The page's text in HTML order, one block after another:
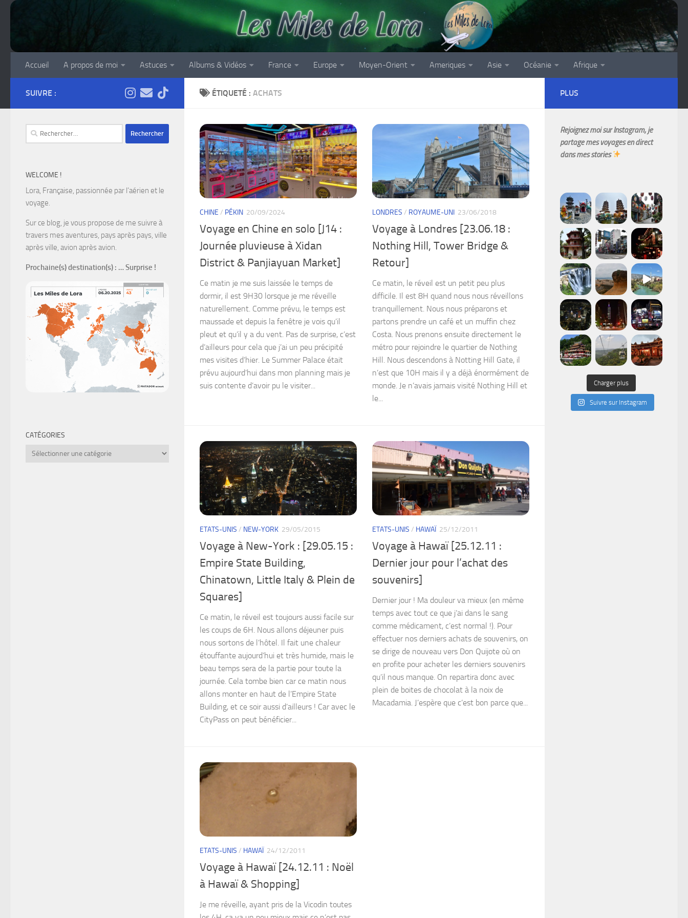
Accueil A propos de moi Astuces Albums & Vidéos France Europe Moyen-Orient Ameriques Asie Océanie Afrique
ÉTIQUETÉ : ACHATS
CHINE / PÉKIN 20/09/2024
Voyage en Chine en solo [J14 :
Journée pluvieuse à Xidan
District & Panjiayuan Market]
Ce matin je me suis laissée le temps de
dormir, il est 9H30 lorsque je me réveille
naturellement. Comme prévu, le temps est
maussade et depuis la fenêtre je vois qu’il
pleut et qu’il y a du vent. Pas de surprise, c’est
d’ailleurs pour cela que j’ai un peu précipité
mes visites d’hier. Le Summer Palace était
prévu aujourd’hui dans mon planning mais je
suis contente d’avoir pu le visiter...
LONDRES / ROYAUME-UNI 23/06/2018
Voyage à Londres [23.06.18 :
Nothing Hill, Tower Bridge &
Retour]
Ce matin, le réveil est un petit peu plus
difficile. Il est 8H quand nous nous réveillons
tranquillement. Nous nous préparons et
partons prendre un café et un muffin chez
Costa. Nous prenons ensuite directement le
métro pour rejoindre le quartier de Nothing
Hill. Nous descendons à Notting Hill Gate, il
n’est que 10H mais il y a déjà énormément de
monde. Je n’avais jamais visité Nothing Hill et
le...
ETATS-UNIS / NEW-YORK 29/05/2015
Voyage à New-York : [29.05.15 :
Empire State Building,
Chinatown, Little Italy & Plein de
Squares]
Ce matin, le réveil est toujours aussi facile sur
les coups de 6H. Nous allons déjeuner puis
nous sortons de l’hôtel. Il fait une chaleur
étouffante aujourd’hui et très humide, mais le
beau temps sera de la partie pour toute la
journée. Cela tombe bien car ce matin nous
allons monter en haut de l’Empire State
Building, et ce soir aussi d’ailleurs ! Car avec le
CityPass on peut bénéficier...
ETATS-UNIS / HAWAÏ 25/12/2011
Voyage à Hawaï [25.12.11 :
Dernier jour pour l’achat des
souvenirs]
Dernier jour ! Ma douleur va mieux (en même
temps avec tout ce que j’ai dans le sang
comme médicament, c’est normal !). Pour
effectuer nos derniers achats de souvenirs, on
se dirige de nouveau vers Don Quijote où on
en profite pour acheter les derniers souvenirs
qu’il nous manque. On repartira donc avec
plein de boites de chocolat à la noix de
Macadamia. J’espère que c’est bon parce que...
ETATS-UNIS / HAWAÏ 24/12/2011
Voyage à Hawaï [24.12.11 : Noël
à Hawaï & Shopping]
Je me réveille, ayant pris de la Vicodin toutes
SUIVRE :
Rechercher :
WELCOME !
Lora, Française, passionnée par l’aérien et le
voyage.
Sur ce blog, je vous propose de me suivre à
travers mes aventures, pays après pays, ville
après ville, avion après avion.
Prochaine(s) destination(s) : … Surprise !
CATÉGORIES
Catégories
PLUS
Rejoignez moi sur Instagram, je
partage mes voyages en direct
dans mes stories
Charger plus
Suivre sur Instagram